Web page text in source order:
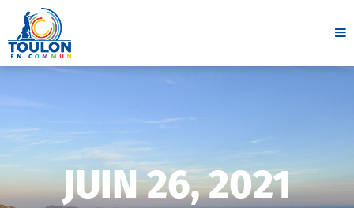
JUIN 26, 2021